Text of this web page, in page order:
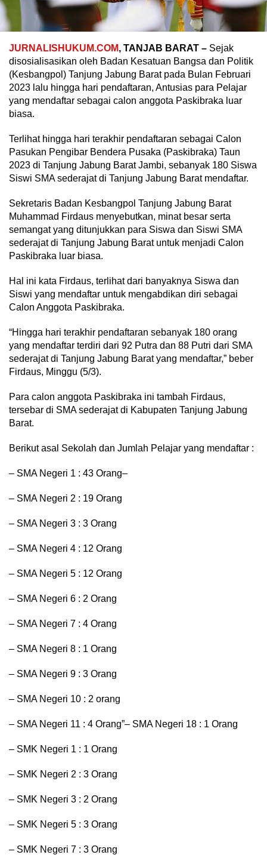
JURNALISHUKUM.COM, TANJAB BARAT – Sejak
disosialisasikan oleh Badan Kesatuan Bangsa dan Politik
(Kesbangpol) Tanjung Jabung Barat pada Bulan Februari
2023 lalu hingga hari pendaftaran, Antusias para Pelajar
yang mendaftar sebagai calon anggota Paskibraka luar
biasa.
Terlihat hingga hari terakhir pendaftaran sebagai Calon
Pasukan Pengibar Bendera Pusaka (Paskibraka) Taun
2023 di Tanjung Jabung Barat Jambi, sebanyak 180 Siswa
Siswi SMA sederajat di Tanjung Jabung Barat mendaftar.
Sekretaris Badan Kesbangpol Tanjung Jabung Barat
Muhammad Firdaus menyebutkan, minat besar serta
semangat yang ditunjukkan para Siswa dan Siswi SMA
sederajat di Tanjung Jabung Barat untuk menjadi Calon
Paskibraka luar biasa.
Hal ini kata Firdaus, terlihat dari banyaknya Siswa dan
Siswi yang mendaftar untuk mengabdikan diri sebagai
Calon Anggota Paskibraka.
“Hingga hari terakhir pendaftaran sebanyak 180 orang
yang mendaftar terdiri dari 92 Putra dan 88 Putri dari SMA
sederajat di Tanjung Jabung Barat yang mendaftar,” beber
Firdaus, Minggu (5/3).
Para calon anggota Paskibraka ini tambah Firdaus,
tersebar di SMA sederajat di Kabupaten Tanjung Jabung
Barat.
Berikut asal Sekolah dan Jumlah Pelajar yang mendaftar :
– SMA Negeri 1 : 43 Orang–
– SMA Negeri 2 : 19 Orang
– SMA Negeri 3 : 3 Orang
– SMA Negeri 4 : 12 Orang
– SMA Negeri 5 : 12 Orang
– SMA Negeri 6 : 2 Orang
– SMA Negeri 7 : 4 Orang
– SMA Negeri 8 : 1 Orang
– SMA Negeri 9 : 3 Orang
– SMA Negeri 10 : 2 orang
– SMA Negeri 11 : 4 Orang”– SMA Negeri 18 : 1 Orang
– SMK Negeri 1 : 1 Orang
– SMK Negeri 2 : 3 Orang
– SMK Negeri 3 : 2 Orang
– SMK Negeri 5 : 3 Orang
– SMK Negeri 7 : 3 Orang